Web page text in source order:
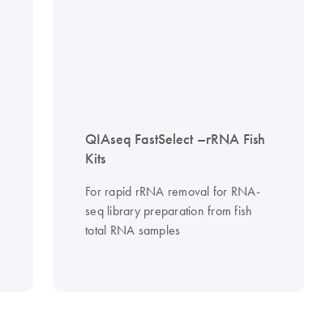
QIAseq FastSelect –rRNA Fish
Kits
For rapid rRNA removal for RNA-
seq library preparation from fish
total RNA samples